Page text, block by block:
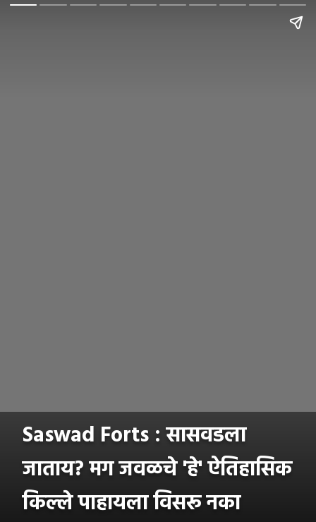
Saswad Forts : सासवडला
जाताय? मग जवळचे 'हे' ऐतिहासिक
किल्ले पाहायला विसरू नका